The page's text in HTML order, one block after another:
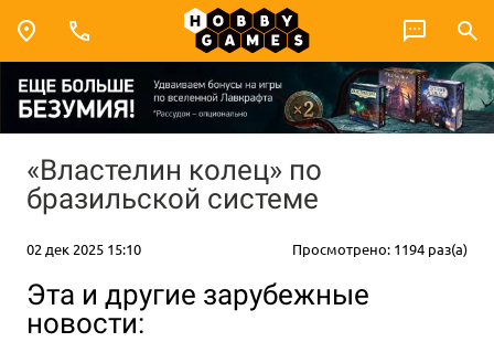
«Властелин колец» по
бразильской системе
02 дек 2025 15:10 Просмотрено: 1194 раз(а)
Эта и другие зарубежные
новости: